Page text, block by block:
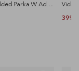
Parkas Padded Parka W Adjustable Waist
399